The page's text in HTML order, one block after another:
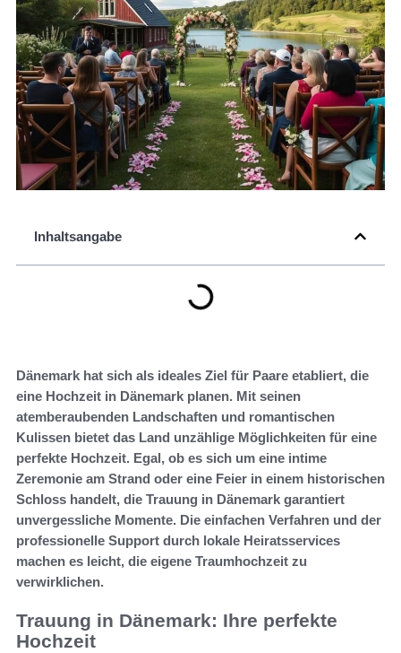
Inhaltsangabe
Dänemark hat sich als ideales Ziel für Paare etabliert, die
eine Hochzeit in Dänemark planen. Mit seinen
atemberaubenden Landschaften und romantischen
Kulissen bietet das Land unzählige Möglichkeiten für eine
perfekte Hochzeit. Egal, ob es sich um eine intime
Zeremonie am Strand oder eine Feier in einem historischen
Schloss handelt, die Trauung in Dänemark garantiert
unvergessliche Momente. Die einfachen Verfahren und der
professionelle Support durch lokale Heiratsservices
machen es leicht, die eigene Traumhochzeit zu
verwirklichen.
Trauung in Dänemark: Ihre perfekte
Hochzeit